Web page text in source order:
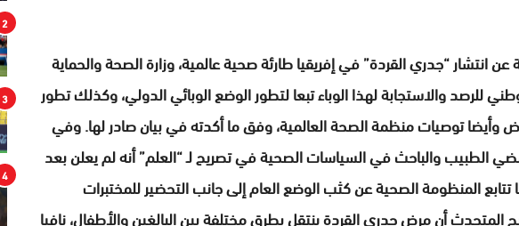
انتشار “جدري القردة” في إفريقيا طارئة صحية عالمية، وزارة الصحة والحماية
للرصد والاستجابة لهذا الوباء تبعا لتطور الوضع الوبائي الدولي، وكذلك تطور
توصيات منظمة الصحة العالمية، وفق ما أكدته في بيان صادر لها. وفي
الطبيب والباحث في السياسات الصحية في تصريح لـ “العلم” أنه لم يعلن بعد
المنظومة الصحية عن كثب الوضع العام إلى جانب التحضير للمختبرات
أن مرض جدري القردة ينتقل بطرق مختلفة بين البالغين والأطفال، نافيا
2
3
4